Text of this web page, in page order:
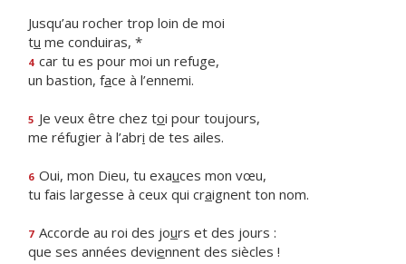
Jusqu’au rocher trop loin de moi
tu me conduiras, *
4 car tu es pour moi un refuge,
un bastion, face à l’ennemi.
5 Je veux être chez toi pour toujours,
me réfugier à l’abri de tes ailes.
6 Oui, mon Dieu, tu exauces mon vœu,
tu fais largesse à ceux qui craignent ton nom.
7 Accorde au roi des jours et des jours :
que ses années deviennent des siècles !